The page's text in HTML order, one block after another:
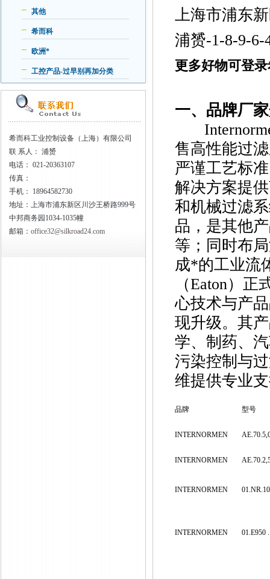
其他
希而科
欧洲*
工控产品-过早别再加分类
希而科工业控制设备（上海）有限公司
联 系人： 浦赟
电话： 021-20363107
传真：
手机：
18964582730
地址：上海市浦东新区川沙王桥路999号
中邦商务园1034-1035幢
邮箱： office32@silkroad24.com
上海市浦东
浦赟-1-8-9-6-
更多好物可登
一、品牌厂
售高性能过
严谨工艺标
解决方案提
和机械过滤
品，是其他
等；同时布
成*的工业流
（Eaton）
心技术与产
现升级。其
学、制药、
污染控制与
维提供专业
品牌 型号
INTERNORMEN
INTERNORMEN
INTERNORMEN
INTERNORMEN 01.E950